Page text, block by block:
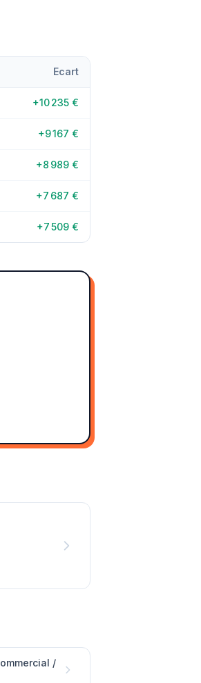
Ecart
+10 235 €
+9 167 €
+8 989 €
+7 687 €
+7 509 €
/